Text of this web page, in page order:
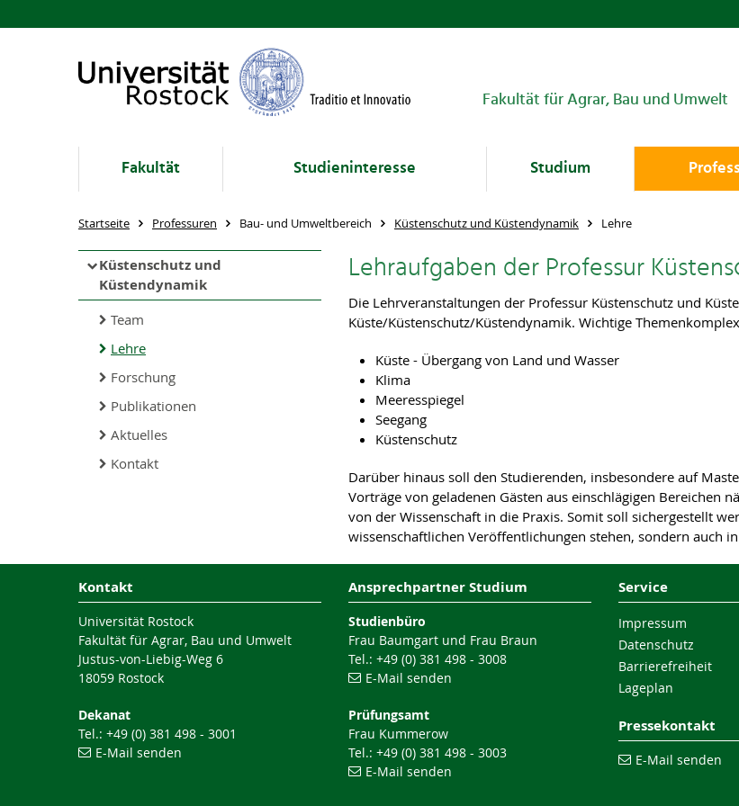
Fakultät für Agrar, Bau und Umwelt
Fakultät Studieninteresse Studium
Startseite Professuren Bau- und Umweltbereich Küstenschutz und Küstendynamik Lehre
Küstenschutz und
Küstendynamik
Team
Lehre
Forschung
Publikationen
Aktuelles
Kontakt
Lehraufgaben der Professur
Die Lehrveranstaltungen der Professur Küstenschutz und
Küste/Küstenschutz/Küstendynamik. Wichtige
Küste - Übergang von Land und Wasser
Klima
Meeresspiegel
Seegang
Küstenschutz
Darüber hinaus soll den Studierenden, insbesondere auf
Vorträge von geladenen Gästen aus einschlägigen Bereichen
von der Wissenschaft in die Praxis. Somit soll sichergestellt
wissenschaftlichen Veröffentlichungen stehen, sondern auch
Kontakt
Universität Rostock
Fakultät für Agrar, Bau und Umwelt
Justus-von-Liebig-Weg 6
18059 Rostock
Dekanat
Tel.: +49 (0) 381 498 - 3001
E-Mail senden
Ansprechpartner Studium
Studienbüro
Frau Baumgart und Frau Braun
Tel.: +49 (0) 381 498 - 3008
E-Mail senden
Prüfungsamt
Frau Kummerow
Tel.: +49 (0) 381 498 - 3003
E-Mail senden
Service
Impressum
Datenschutz
Barrierefreiheit
Lageplan
Pressekontakt
E-Mail senden